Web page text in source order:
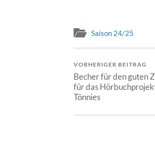
Saison 24/25
VORHERIGER BEITRAG
Becher für den guten
für das
Tönnies